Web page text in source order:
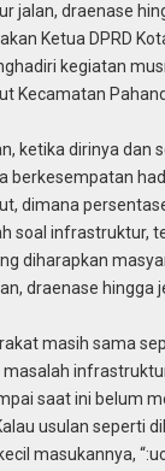
jalan, draenase
Ketua DPRD
kegiatan
Kecamatan
ketika dirinya dan
berkesempatan
dimana
soal infrastruktur,
diharapkan
draenase hingga
masih sama
saat ini belum
usulan seperti
masukannya,